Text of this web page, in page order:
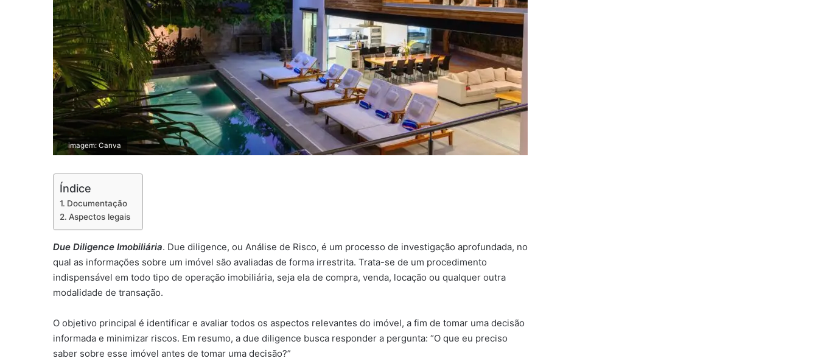
imagem: Canva
Índice
Documentação
Aspectos legais
Due Diligence Imobiliária. Due diligence, ou Análise de Risco, é um processo de investigação aprofundada, no
qual as informações sobre um imóvel são avaliadas de forma irrestrita. Trata-se de um procedimento
indispensável em todo tipo de operação imobiliária, seja ela de compra, venda, locação ou qualquer outra
modalidade de transação.
O objetivo principal é identificar e avaliar todos os aspectos relevantes do imóvel, a fim de tomar uma decisão
informada e minimizar riscos. Em resumo, a due diligence busca responder a pergunta: “O que eu preciso
saber sobre esse imóvel antes de tomar uma decisão?”